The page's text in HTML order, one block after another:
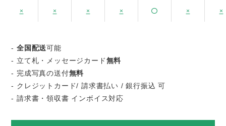
× × × × × ×
-全国配送可能
- 立て札・メッセージカード無料
- 完成写真の送付無料
- クレジットカード/ 請求書払い / 銀行振込 可
- 請求書・領収書 インボイス対応